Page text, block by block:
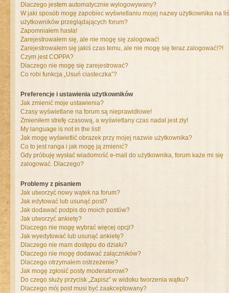
Dlaczego jestem automatycznie wylogowywany?
W jaki sposób mogę zapobiec wyświetlaniu mojej nazwy użytkownika na
użytkowników przeglądających forum?
Zapomniałem hasła!
Zarejestrowałem się, ale nie mogę się zalogować!
Zarejestrowałem się jakiś czas temu, ale nie mogę się teraz zalogować!?!
Czym jest COPPA?
Dlaczego nie mogę się zarejestrować?
Co robi funkcja „Usuń ciasteczka”?
Preferencje i ustawienia użytkowników
Jak zmienić moje ustawienia?
Czasy wyświetlane na forum są nieprawidłowe!
Zmieniłem strefę czasową, a wyświetlany czas nadal jest zły!
My language is not in the list!
Jak mogę wyświetlić obrazek przy mojej nazwie użytkownika?
Co to jest ranga i jak mogę ją zmienić?
Gdy próbuję wysłać wiadomość e-mail do użytkownika, forum każe mi się
zalogować. Dlaczego?
Problemy z pisaniem
Jak utworzyć nowy wątek na forum?
Jak edytować lub usunąć post?
Jak dodawać podpis do moich postów?
Jak utworzyć ankietę?
Dlaczego nie mogę wybrać więcej opcji?
Jak wyedytować lub usunąć ankietę?
Dlaczego nie mam dostępu do działu?
Dlaczego nie mogę dodawać załączników?
Dlaczego otrzymałem ostrzeżenie?
Jak mogę zgłosić posty moderatorowi?
Do czego służy przycisk „Zapisz” w widoku tworzenia wątku?
Dlaczego mój post musi być zaakceptowany?